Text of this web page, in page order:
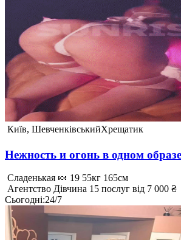
Київ, ШевченківськийХрещатик
Нежность и огонь в одном образе
Сладенькая 🍬 19 55кг 165см
Агентство Дівчина 15 послуг від 7 000 ₴
Сьогодні:24/7